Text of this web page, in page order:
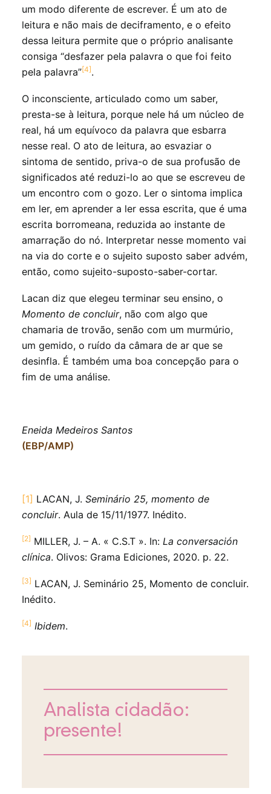
um modo diferente de escrever. É um ato de
leitura e não mais de deciframento, e o efeito
dessa leitura permite que o próprio analisante
consiga “desfazer pela palavra o que foi feito
pela palavra”[4].
O inconsciente, articulado como um saber,
presta-se à leitura, porque nele há um núcleo de
real, há um equívoco da palavra que esbarra
nesse real. O ato de leitura, ao esvaziar o
sintoma de sentido, priva-o de sua profusão de
significados até reduzi-lo ao que se escreveu de
um encontro com o gozo. Ler o sintoma implica
em ler, em aprender a ler essa escrita, que é uma
escrita borromeana, reduzida ao instante de
amarração do nó. Interpretar nesse momento vai
na via do corte e o sujeito suposto saber advém,
então, como sujeito-suposto-saber-cortar.
Lacan diz que elegeu terminar seu ensino, o
Momento de concluir, não com algo que
chamaria de trovão, senão com um murmúrio,
um gemido, o ruído da câmara de ar que se
desinfla. É também uma boa concepção para o
fim de uma análise.
Eneida Medeiros Santos
(EBP/AMP)
[1] LACAN, J. Seminário 25, momento de
concluir. Aula de 15/11/1977. Inédito.
[2] MILLER, J. – A. « C.S.T ». In: La conversación
clínica. Olivos: Grama Ediciones, 2020. p. 22.
[3] LACAN, J. Seminário 25, Momento de concluir.
Inédito.
[4] Ibidem.
Analista cidadão:
presente!